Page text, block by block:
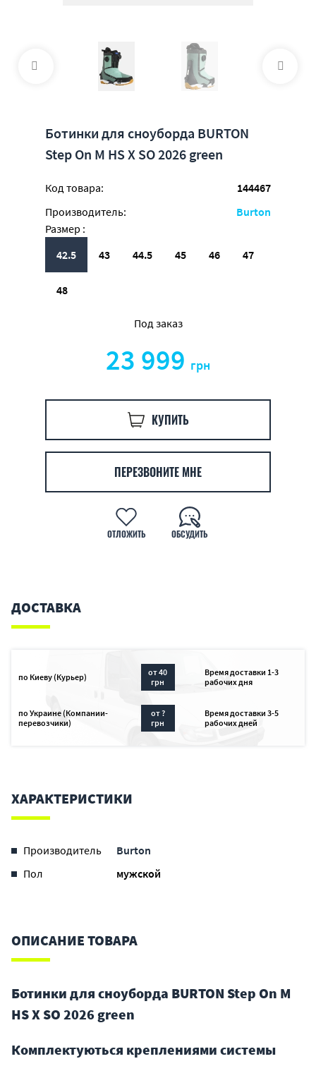
Ботинки для сноуборда BURTON
Step On M HS X SO 2026 green
Код товара:
144467
Производитель:
Burton
Размер :
42.5
43 44.5 45 46 47
48
Под заказ
23 999 грн
КУПИТЬ
ПЕРЕЗВОНИТЕ МНЕ
ОТЛОЖИТЬ ОБСУДИТЬ
ДОСТАВКА
по Киеву (Курьер)
от 40
грн
Время доставки 1-3
рабочих дня
по Украине (Компании-
перевозчики)
от ?
грн
Время доставки 3-5
рабочих дней
ХАРАКТЕРИСТИКИ
Производитель
Burton
Пол
мужской
ОПИСАНИЕ ТОВАРА
Ботинки для сноуборда BURTON Step On M
HS X SO 2026 green
Комплектуються креплениями системы